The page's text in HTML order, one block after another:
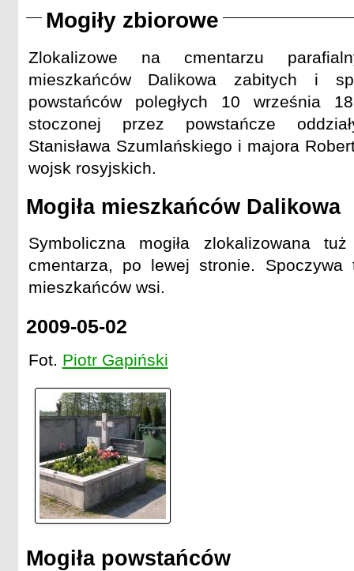
Mogiły zbiorowe
Zlokalizowe na cmentarzu
mieszkańców Dalikowa zabitych i
powstańców poległych 10 września
stoczonej przez powstańcze
Stanisława Szumlańskiego i majora
wojsk rosyjskich.
Mogiła mieszkańców Dalikowa
Symboliczna mogiła zlokalizowana
cmentarza, po lewej stronie.
mieszkańców wsi.
2009-05-02
Fot. Piotr Gapiński
Mogiła powstańców